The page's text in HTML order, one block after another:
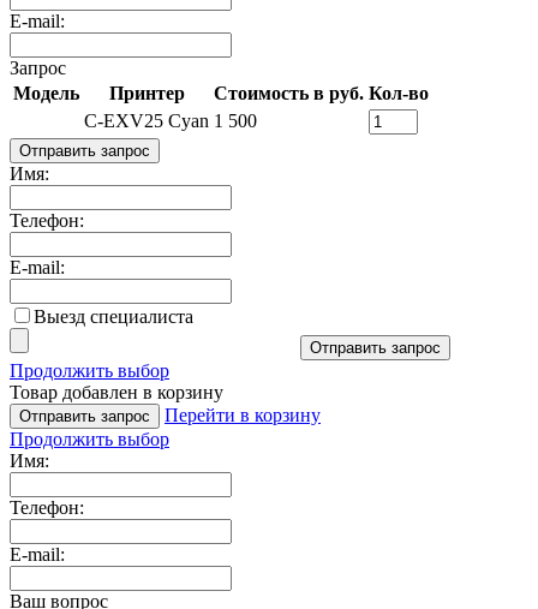
E-mail:
Запрос
Модель
Принтер Стоимость в руб. Кол-во
C-EXV25 Cyan 1 500
Отправить запрос
Имя:
Телефон:
E-mail:
Выезд специалиста
Отправить запрос
Продолжить выбор
Товар добавлен в корзину
Отправить запрос
Перейти в корзину
Продолжить выбор
Имя:
Телефон:
E-mail:
Ваш вопрос